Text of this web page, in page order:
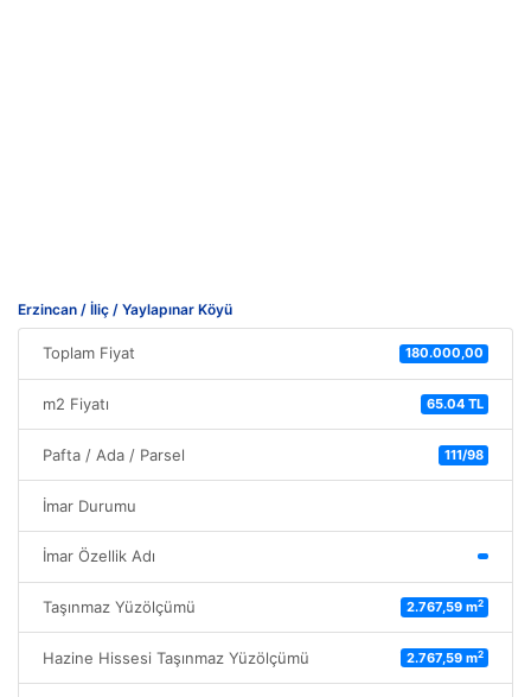
Erzincan / İliç / Yaylapınar Köyü
Toplam Fiyat 180.000,00
m2 Fiyatı 65.04 TL
Pafta / Ada / Parsel 111/98
İmar Durumu
İmar Özellik Adı
Taşınmaz Yüzölçümü 2.767,59 m2
Hazine Hissesi Taşınmaz Yüzölçümü 2.767,59 m2